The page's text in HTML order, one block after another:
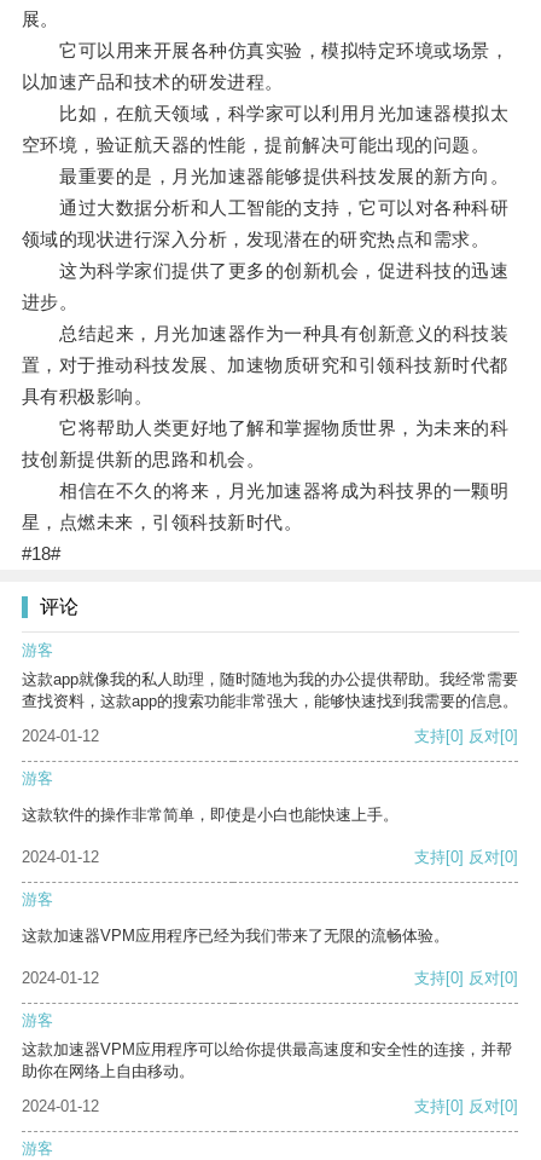
展。
它可以用来开展各种仿真实验，模拟特定环境或场景，
以加速产品和技术的研发进程。
比如，在航天领域，科学家可以利用月光加速器模拟太
空环境，验证航天器的性能，提前解决可能出现的问题。
最重要的是，月光加速器能够提供科技发展的新方向。
通过大数据分析和人工智能的支持，它可以对各种科研
领域的现状进行深入分析，发现潜在的研究热点和需求。
这为科学家们提供了更多的创新机会，促进科技的迅速
进步。
总结起来，月光加速器作为一种具有创新意义的科技装
置，对于推动科技发展、加速物质研究和引领科技新时代都
具有积极影响。
它将帮助人类更好地了解和掌握物质世界，为未来的科
技创新提供新的思路和机会。
相信在不久的将来，月光加速器将成为科技界的一颗明
星，点燃未来，引领科技新时代。
#18#
评论
游客
这款app就像我的私人助理，随时随地为我的办公提供帮助。我经常需要
查找资料，这款app的搜索功能非常强大，能够快速找到我需要的信息。
2024-01-12
支持[0] 反对[0]
游客
这款软件的操作非常简单，即使是小白也能快速上手。
2024-01-12 支持[0] 反对[0]
游客
这款加速器VPM应用程序已经为我们带来了无限的流畅体验。
2024-01-12 支持[0] 反对[0]
游客
这款加速器VPM应用程序可以给你提供最高速度和安全性的连接，并帮
助你在网络上自由移动。
2024-01-12
支持[0] 反对[0]
游客